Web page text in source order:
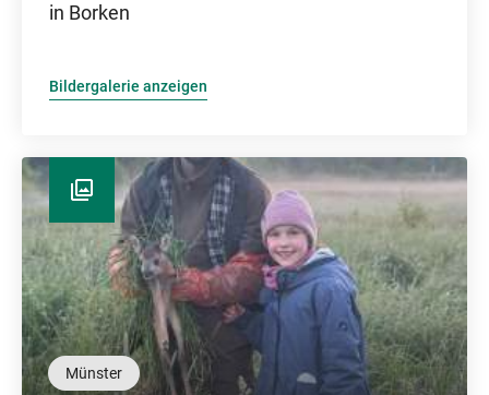
in Borken
Bildergalerie anzeigen
Münster